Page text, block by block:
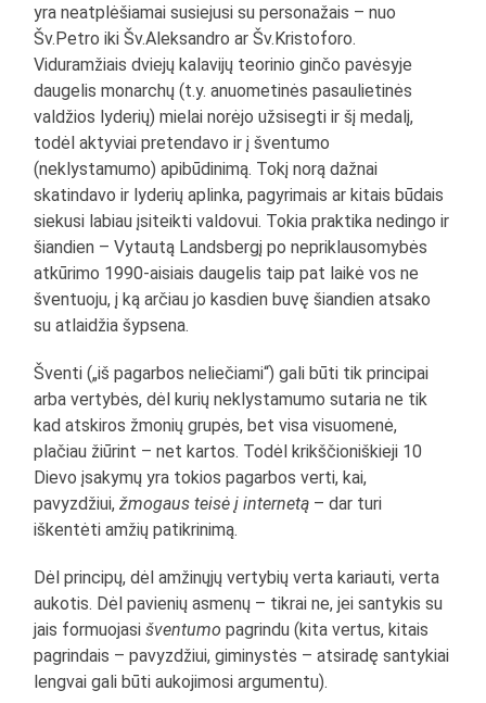
yra neatplėšiamai susiejusi su personažais – nuo
Šv.Petro iki Šv.Aleksandro ar Šv.Kristoforo.
Viduramžiais dviejų kalavijų teorinio ginčo pavėsyje
daugelis monarchų (t.y. anuometinės pasaulietinės
valdžios lyderių) mielai norėjo užsisegti ir šį medalį,
todėl aktyviai pretendavo ir į šventumo
(neklystamumo) apibūdinimą. Tokį norą dažnai
skatindavo ir lyderių aplinka, pagyrimais ar kitais būdais
siekusi labiau įsiteikti valdovui. Tokia praktika nedingo ir
šiandien – Vytautą Landsbergį po nepriklausomybės
atkūrimo 1990-aisiais daugelis taip pat laikė vos ne
šventuoju, į ką arčiau jo kasdien buvę šiandien atsako
su atlaidžia šypsena.
Šventi („iš pagarbos neliečiami“) gali būti tik principai
arba vertybės, dėl kurių neklystamumo sutaria ne tik
kad atskiros žmonių grupės, bet visa visuomenė,
plačiau žiūrint – net kartos. Todėl krikščioniškieji 10
Dievo įsakymų yra tokios pagarbos verti, kai,
pavyzdžiui,žmogaus teisė į internetą – dar turi
iškentėti amžių patikrinimą.
Dėl principų, dėl amžinųjų vertybių verta kariauti, verta
aukotis. Dėl pavienių asmenų – tikrai ne, jei santykis su
jais formuojasišventumo pagrindu (kita vertus, kitais
pagrindais – pavyzdžiui, giminystės – atsiradę santykiai
lengvai gali būti aukojimosi argumentu).